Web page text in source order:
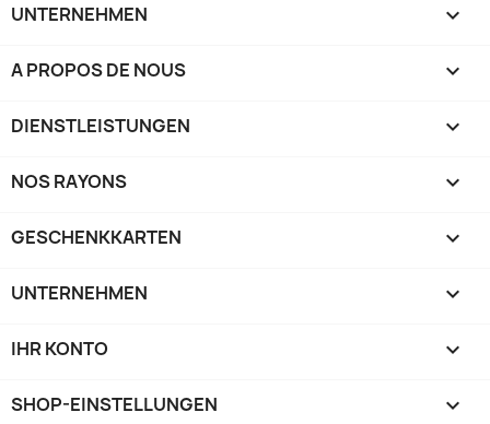
UNTERNEHMEN 
A PROPOS DE NOUS 
DIENSTLEISTUNGEN 
NOS RAYONS 
GESCHENKKARTEN 
UNTERNEHMEN 
IHR KONTO 
SHOP-EINSTELLUNGEN keyboard_arrow_down